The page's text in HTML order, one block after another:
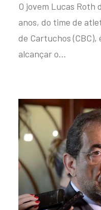
O jovem Lucas Roth
anos, do time de
de Cartuchos
alcançar o…